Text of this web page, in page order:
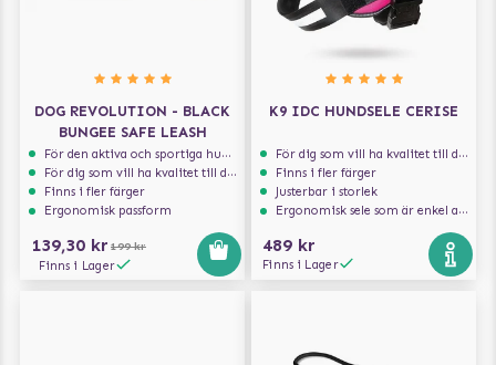
DOG REVOLUTION - BLACK
BUNGEE SAFE LEASH
För den aktiva och sportiga hunden
För dig som vill ha kvalitet till din hund!
Finns i fler färger
Ergonomisk passform
139,30 kr 199 kr
Finns i Lager
K9 IDC HUNDSELE CERISE
För dig som vill ha kvalitet till din hund!
Finns i fler färger
Justerbar i storlek
Ergonomisk sele som är enkel att ta på och av
489 kr
Finns i Lager